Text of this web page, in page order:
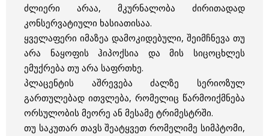
ძლიერი არაა, მკურნალობა ძირითადად
კონსერვატიული ხასიათისაა.
ყველაფერი იმაზეა დამოკიდებული, შეიმჩნევა თუ
არა ნაყოფის ჰიპოქსია და მის სიცოცხლეს
ემუქრება თუ არა საფრთხე.
პლაცენტის აშრევება ძალზე სერიოზულ
გართულებად ითვლება, რომელიც წარმოიქმნება
ორსულობის მეორე ან მესამე ტრიმესტრში.
თუ საკუთარ თავს შეატყვეთ რომელიმე სიმპტომი,